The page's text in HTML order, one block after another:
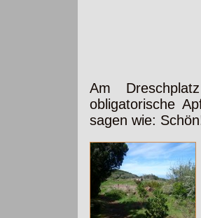
Am
obligatorische
sagen wie: